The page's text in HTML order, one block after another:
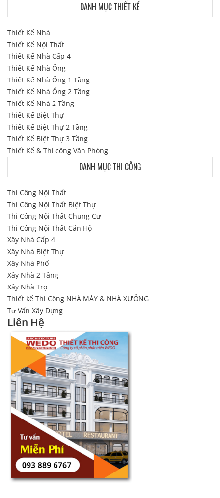
DANH MỤC THIẾT KẾ
Thiết Kế Nhà
Thiết Kế Nội Thất
Thiết Kế Nhà Cấp 4
Thiết Kế Nhà Ống
Thiết Kế Nhà Ống 1 Tầng
Thiết Kế Nhà Ống 2 Tầng
Thiết Kế Nhà 2 Tầng
Thiết Kế Biệt Thự
Thiết Kế Biệt Thự 2 Tầng
Thiết Kế Biệt Thự 3 Tầng
Thiết Kế & Thi công Văn Phòng
DANH MỤC THI CÔNG
Thi Công Nội Thất
Thi Công Nội Thất Biệt Thự
Thi Công Nội Thất Chung Cư
Thi Công Nội Thất Căn Hộ
Xây Nhà Cấp 4
Xây Nhà Biệt Thự
Xây Nhà Phố
Xây Nhà 2 Tầng
Xây Nhà Trọ
Thiết kế Thi Công NHÀ MÁY & NHÀ XƯỞNG
Tư Vấn Xây Dựng
Liên Hệ